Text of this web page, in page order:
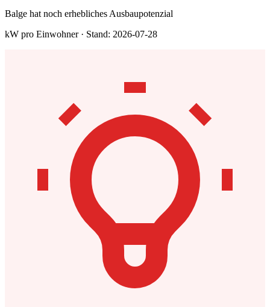
Balge hat noch erhebliches Ausbaupotenzial
kW pro Einwohner · Stand: 2026-07-28